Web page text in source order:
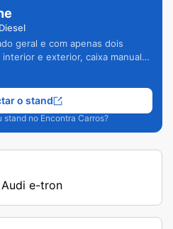
geral e com apenas dois
e exterior, caixa manual
stand no Encontra Carros?
o stand
e-tron